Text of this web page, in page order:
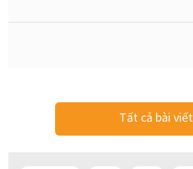
Tất cả bài viết